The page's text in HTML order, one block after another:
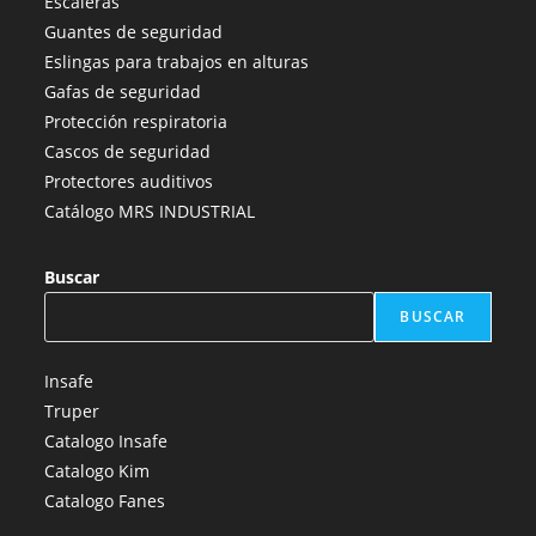
una
nueva
pestaña
una
nueva
pestaña
una
nueva
pestaña
nueva
Guantes de seguridad
Eslingas para trabajos en alturas
Gafas de seguridad
Protección respiratoria
Cascos de seguridad
Protectores auditivos
Catálogo MRS INDUSTRIAL
Buscar
BUSCAR
Insafe
Truper
Catalogo Insafe
Catalogo Kim
Catalogo Fanes